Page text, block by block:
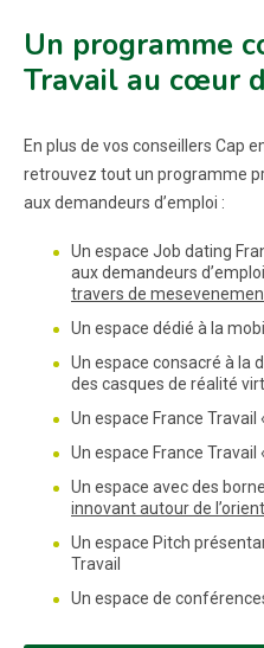
Un programme
Travail au cœur
En plus de vos conseillers Cap
retrouvez tout un programme
aux demandeurs d’emploi :
Un espace Job dating
aux demandeurs
travers de
Un espace dédié à la
Un espace consacré à la
des casques de réalité
Un espace France Travail
Un espace France Travail
Un espace avec des
innovant autour de
Un espace Pitch
Travail
Un espace de